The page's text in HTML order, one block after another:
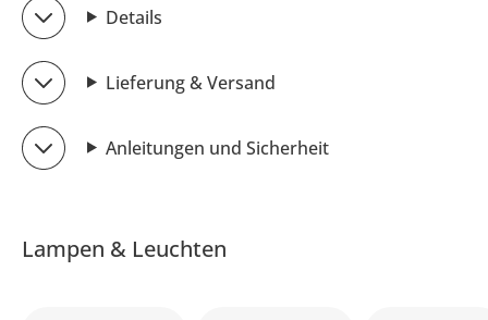
Details
Lieferung & Versand
Anleitungen und Sicherheit
Lampen & Leuchten